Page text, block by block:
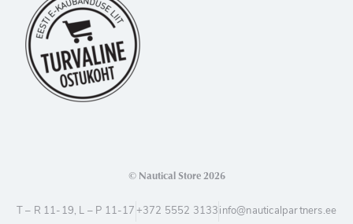
© Nautical Store 2026
T – R 11-19, L – P 11-17 +372 5552 3133 info@nauticalpartners.ee